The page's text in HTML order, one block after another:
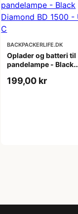
BACKPACKERLIFE.DK
Oplader og batteri til
pandelampe - Black
C
199,00 kr